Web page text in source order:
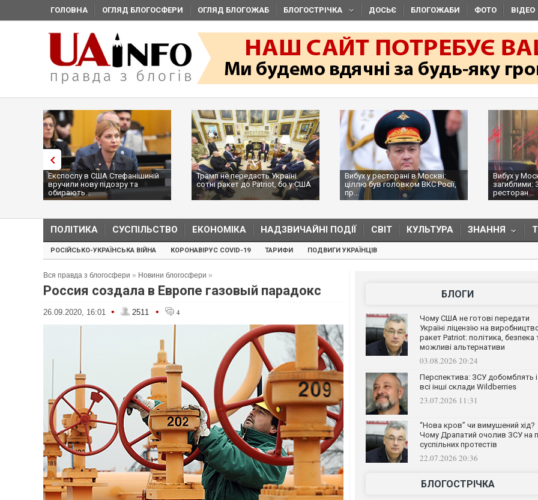
ГОЛОВНА ОГЛЯД БЛОГОСФЕРИ ОГЛЯД БЛОГОЖАБ БЛОГОСТРІЧКА ДОСЬЄ БЛОГОЖАБИ ФОТО ВІДЕО
Експослу в США Стефанішиній
вручили нову підозру та
обирають...
Трамп не передасть Україні
сотні ракет до Patriot, бо у США
...
Вибух у ресторані в Москві:
ціллю був головком ВКС Росії,
пр...
Вибух у
загиблими:
ресторан...
ПОЛІТИКА СУСПІЛЬСТВО ЕКОНОМІКА НАДЗВИЧАЙНІ ПОДІЇ СВІТ КУЛЬТУРА ЗНАННЯ
РОСІЙСЬКО-УКРАЇНСЬКА ВІЙНА КОРОНАВІРУС COVID-19 ТАРИФИ ПОДВИГИ УКРАЇНЦІВ
Вся правда з блогосфери » Новини блогосфери »
Россия создала в Европе газовый парадокс
26.09.2020, 16:01 • 2511 • 4
БЛОГИ
Чому США не готові передати
Україні ліцензію на
ракет Patriot: політика, безпека
можливі альтернативи
03.08.2026 20:24
Перспектива: ЗСУ добомблять і
всі інші склади Wildberries
23.07.2026 11:31
“Нова кров” чи вимушений хід?
Чому Драпатий очолив ЗСУ на
суспільних протестів
22.07.2026 20:36
БЛОГОСТРІЧКА